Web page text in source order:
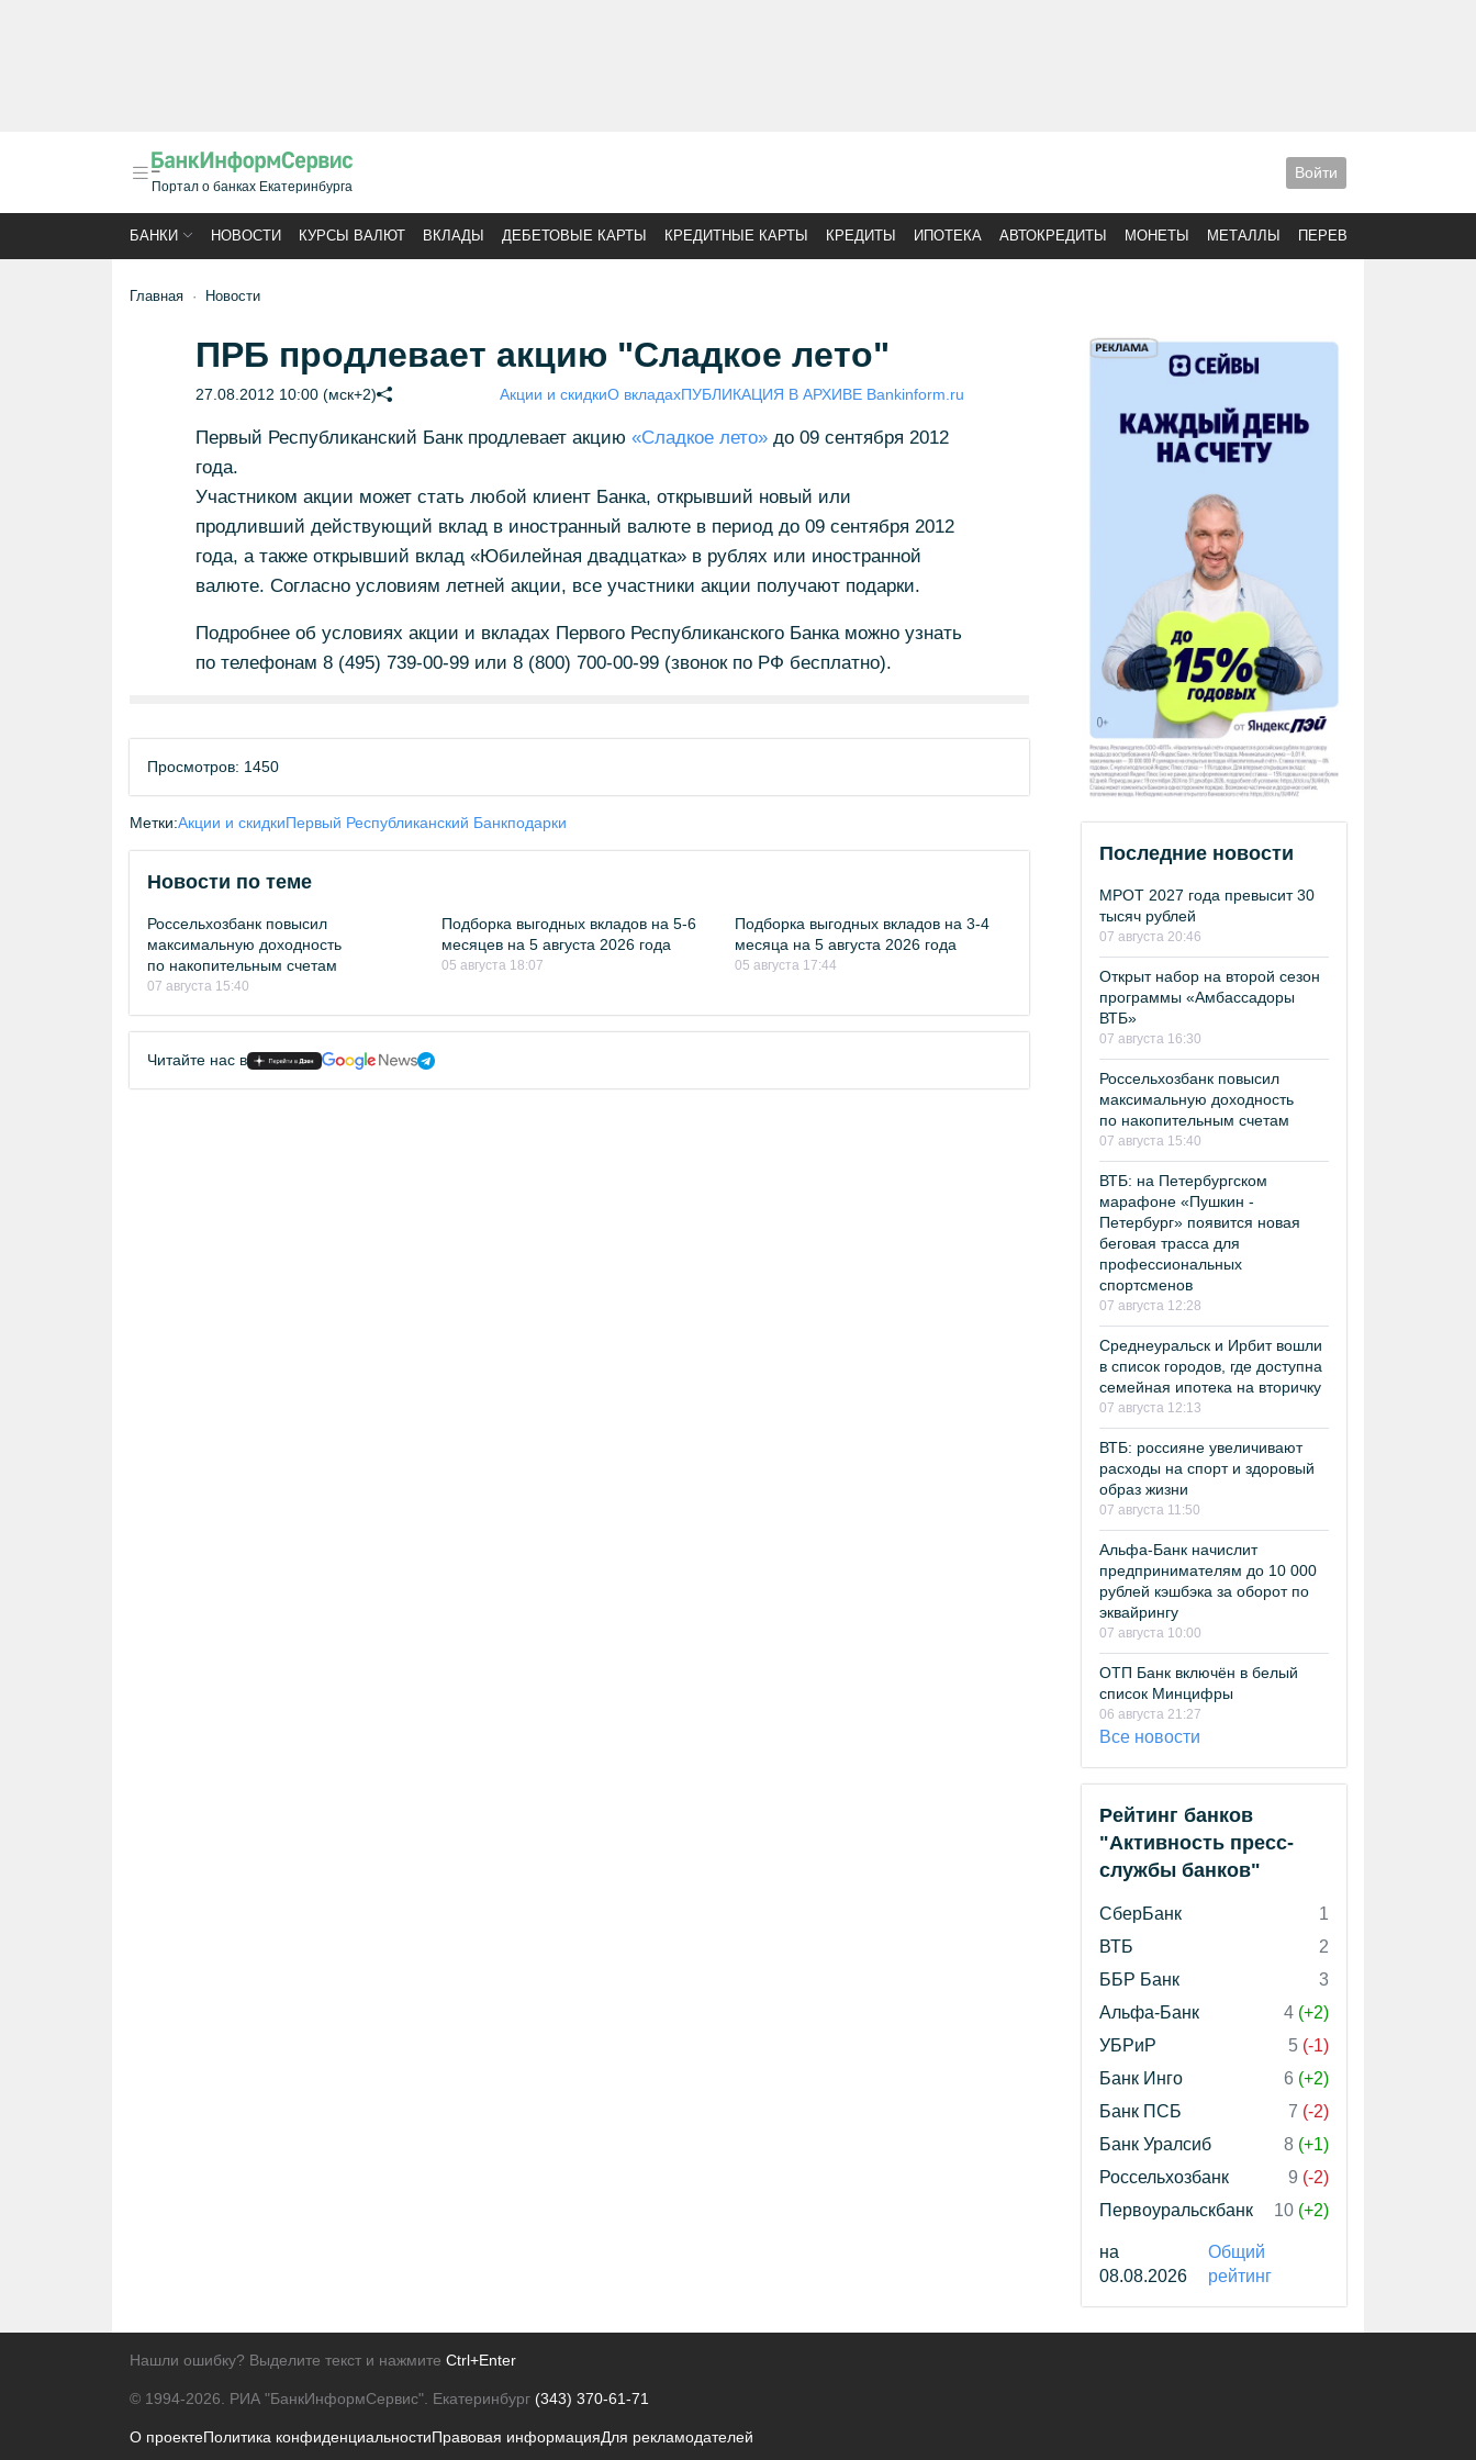
Портал о банках Екатеринбурга
Войти
БАНКИ НОВОСТИ КУРСЫ ВАЛЮТ ВКЛАДЫ ДЕБЕТОВЫЕ КАРТЫ КРЕДИТНЫЕ КАРТЫ КРЕДИТЫ ИПОТЕКА АВТОКРЕДИТЫ МОНЕТЫ МЕТАЛЛЫ ПЕРЕВОДЫ
Главная Новости
ПРБ продлевает акцию "Сладкое лето"
27.08.2012 10:00 (мск+2) Акции и скидкиО вкладахПУБЛИКАЦИЯ В АРХИВЕ Bankinform.ru
Первый Республиканский Банк продлевает акцию «Сладкое лето»до 09 сентября 2012
года.
Участником акции может стать любой клиент Банка, открывший новый или
продливший действующий вклад в иностранный валюте в период до 09 сентября 2012
года, а также открывший вклад «Юбилейная двадцатка» в рублях или иностранной
валюте. Согласно условиям летней акции, все участники акции получают подарки.
Подробнее об условиях акции и вкладах Первого Республиканского Банка можно узнать
по телефонам 8 (495) 739-00-99 или 8 (800) 700-00-99 (звонок по РФ бесплатно).
Просмотров: 1450
Метки:Акции и скидкиПервый Республиканский Банкподарки
Новости по теме
Россельхозбанк повысил
максимальную доходность
по накопительным счетам
07 августа 15:40
Подборка выгодных вкладов на 5-6
месяцев на 5 августа 2026 года
05 августа 18:07
Подборка выгодных вкладов на 3-4
месяца на 5 августа 2026 года
05 августа 17:44
Читайте нас в
Последние новости
МРОТ 2027 года превысит 30
тысяч рублей
07 августа 20:46
Открыт набор на второй сезон
программы «Амбассадоры
ВТБ»
07 августа 16:30
Россельхозбанк повысил
максимальную доходность
по накопительным счетам
07 августа 15:40
ВТБ: на Петербургском
марафоне «Пушкин -
Петербург» появится новая
беговая трасса для
профессиональных
спортсменов
07 августа 12:28
Среднеуральск и Ирбит вошли
в список городов, где доступна
семейная ипотека на вторичку
07 августа 12:13
ВТБ: россияне увеличивают
расходы на спорт и здоровый
образ жизни
07 августа 11:50
Альфа-Банк начислит
предпринимателям до 10 000
рублей кэшбэка за оборот по
эквайрингу
07 августа 10:00
ОТП Банк включён в белый
список Минцифры
06 августа 21:27
Все новости
Рейтинг банков
"Активность пресс-
службы банков"
СберБанк
1
ВТБ
2
ББР Банк
3
Альфа-Банк
4 (+2)
УБРиР
5 (-1)
Банк Инго
6 (+2)
Банк ПСБ
7 (-2)
Банк Уралсиб
8 (+1)
Россельхозбанк
9 (-2)
Первоуральскбанк
10 (+2)
на
08.08.2026
Общий
рейтинг
Нашли ошибку? Выделите текст и нажмите Ctrl+Enter
© 1994-2026. РИА "БанкИнформСервис". Екатеринбург (343) 370-61-71
О проектеПолитика конфиденциальностиПравовая информацияДля рекламодателей